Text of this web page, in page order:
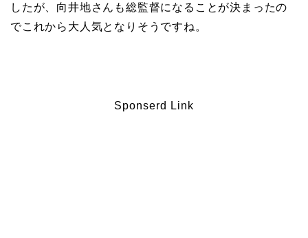
したが、向井地さんも総監督になることが決まったの
でこれから大人気となりそうですね。
Sponserd Link